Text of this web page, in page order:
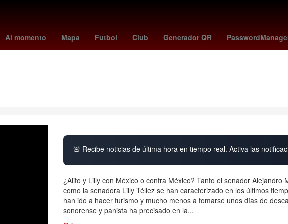
Al momento Mapa Futbol Club Generador QR
brais méndez américa - san diego fc Basura espacial Sultanes Peculado
🚨 Recibe noticias de última hora en tiempo real. Activa las
¿Alito y Lilly con México o contra México? Tanto el senador Alejandro
como la senadora Lilly Téllez se han caracterizado en los últimos
han ido a hacer turismo y mucho menos a tomarse unos días de
sonorense y panista ha precisado en la...